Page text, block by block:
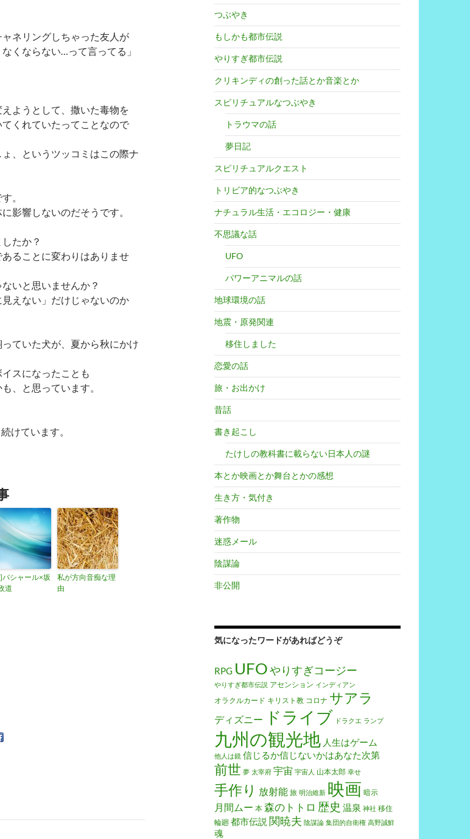
ネリングしちゃった友人が
くならない…って言ってる」
ようとして、撒いた毒物を
くれていたってことなので
、というツッコミはこの際ナ
。
影響しないのだそうです。
たか？
ることに変わりはありませ
いと思いませんか？
見えない」だけじゃないのか
ていた犬が、夏から秋にかけ
スになったことも
、と思っています。
けています。
バシャール×坂
道
私が方向音痴な理
由
つぶやき
もしかも都市伝説
やりすぎ都市伝説
クリキンディの創った話とか音楽とか
スピリチュアルなつぶやき
トラウマの話
夢日記
スピリチュアルクエスト
トリビア的なつぶやき
ナチュラル生活・エコロジー・健康
不思議な話
UFO
パワーアニマルの話
地球環境の話
地震・原発関連
移住しました
恋愛の話
旅・お出かけ
昔話
書き起こし
たけしの教科書に載らない日本人の謎
本とか映画とか舞台とかの感想
生き方・気付き
著作物
迷惑メール
陰謀論
非公開
気になったワードがあればどうぞ
RPG UFOやりすぎコージー
やりすぎ都市伝説 アセンション インディアン
オラクルカード キリスト教 コロナ サアラ
ディズニー ドライブ ドラクエ ランプ
九州の観光地 人生はゲーム
他人は鏡 信じるか信じないかはあなた次第
前世 夢 太宰府 宇宙 宇宙人 山本太郎 幸せ
手作り 放射能 旅 明治維新 映画 暗示
月間ムー 本 森のトトロ 歴史 温泉 神社 移住
輪廻 都市伝説 関暁夫 陰謀論 集団的自衛権 高野誠鮮
魂